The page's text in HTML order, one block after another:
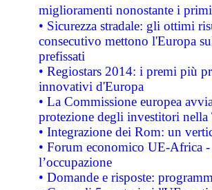
miglioramenti nonostante i
• Sicurezza stradale: gli ottimi
consecutivo mettono l'Europa
prefissati
• Regiostars 2014: i premi più
innovativi d'Europa
• La Commissione europea
protezione degli investitori
• Integrazione dei Rom: un
• Forum economico UE-Africa -
l’occupazione
• Domande e risposte: